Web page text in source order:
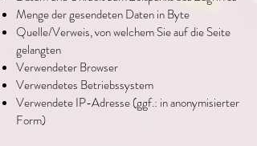
Menge der gesendeten Daten in Byte
Quelle/Verweis, von welchem Sie auf die Seite
gelangten
Verwendeter Browser
Verwendetes Betriebssystem
Verwendete IP-Adresse (ggf.: in anonymisierter
Form)